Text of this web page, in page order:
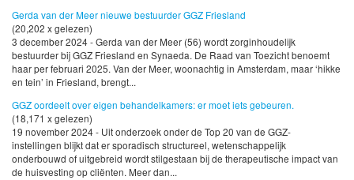
Gerda van der Meer nieuwe bestuurder GGZ Friesland
(20,202 x gelezen)
3 december 2024 - Gerda van der Meer (56) wordt zorginhoudelijk
bestuurder bij GGZ Friesland en Synaeda. De Raad van Toezicht benoemt
haar per februari 2025. Van der Meer, woonachtig in Amsterdam, maar ‘hikke
en tein’ in Friesland, brengt...
GGZ oordeelt over eigen behandelkamers: er moet iets gebeuren.
(18,171 x gelezen)
19 november 2024 - Uit onderzoek onder de Top 20 van de GGZ-
instellingen blijkt dat er sporadisch structureel, wetenschappelijk
onderbouwd of uitgebreid wordt stilgestaan bij de therapeutische impact van
de huisvesting op cliënten. Meer dan...